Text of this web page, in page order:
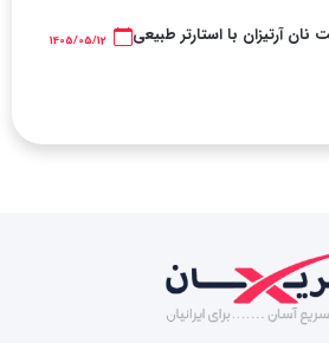
آرتیزان با استارتر طبیعی